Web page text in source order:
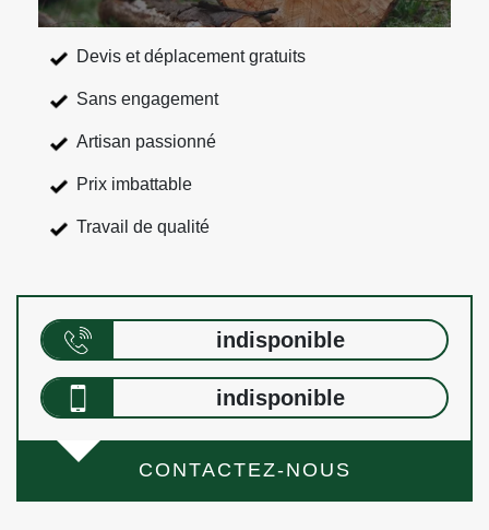
Devis et déplacement gratuits
Sans engagement
Artisan passionné
Prix imbattable
Travail de qualité
indisponible
indisponible
CONTACTEZ-NOUS